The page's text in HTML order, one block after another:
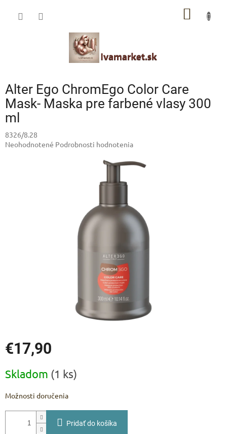
Alter Ego ChromEgo Color Care
Mask- Maska pre farbené vlasy 300
ml
8326/8.28
Priemerné
Neohodnotené Podrobnosti hodnotenia
€17,90
cena:
Skladom (1 ks)
Možnosti doručenia
Pridať do košíka
IVAMARKET poradca